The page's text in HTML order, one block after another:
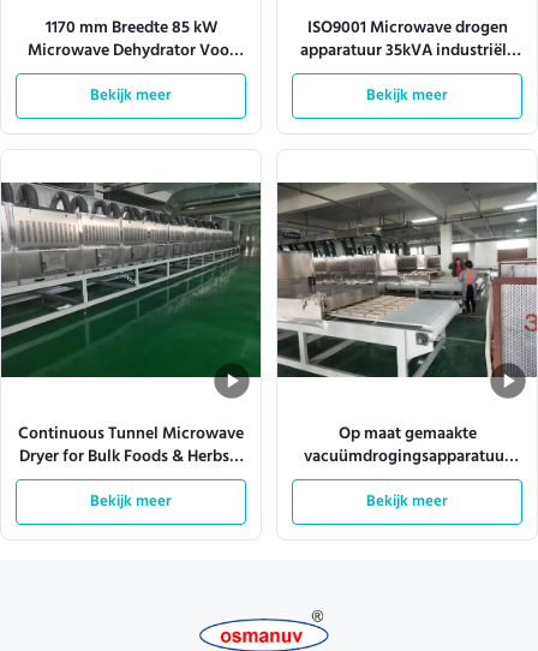
1170 mm Breedte 85 kW
Microwave Dehydrator Voor
Pulp Molding
Bekijk meer
ISO9001 Microwave drogen
apparatuur 35kVA industriële
microwave droger
Bekijk meer
Continuous Tunnel Microwave
Dryer for Bulk Foods & Herbs –
Customizable Power (12-
200kW) & Conveyor Speed
Bekijk meer
Op maat gemaakte
vacuümdrogingsapparatuur
van roestvrij staal voor
optimale prestaties
Bekijk meer